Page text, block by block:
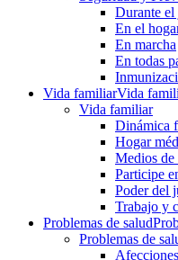
Durante el
En el
En marcha
En todas
Vida familiarVida
Vida familiar
Dinámica
Hogar
Medios de
Participe
Poder del
Trabajo y
Problemas de salud
Problemas de